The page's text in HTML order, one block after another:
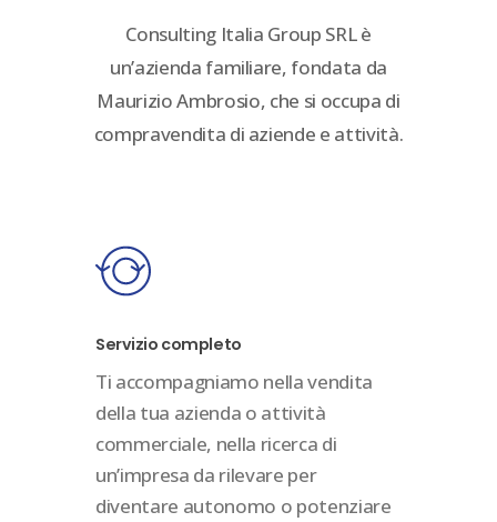
Consulting Italia Group SRL è
un’azienda familiare, fondata da
Maurizio Ambrosio, che si occupa di
compravendita di aziende e attività.
Servizio completo
Ti accompagniamo nella vendita
della tua azienda o attività
commerciale, nella ricerca di
un’impresa da rilevare per
diventare autonomo o potenziare